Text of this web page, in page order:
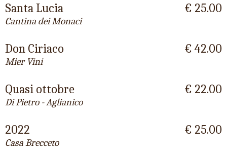
Santa Lucia
Cantina dei Monaci
€ 25.00
Don Ciriaco
Mier Vini
€ 42.00
Quasi ottobre
Di Pietro - Aglianico
€ 22.00
2022
Casa Brecceto
€ 25.00